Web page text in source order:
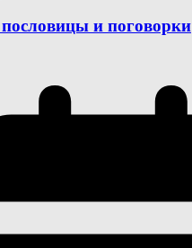
пословицы и поговорки